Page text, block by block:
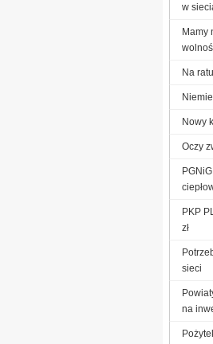
w
Mamy
Na
Nowy
Oczy
PKP
zł
sieci
na